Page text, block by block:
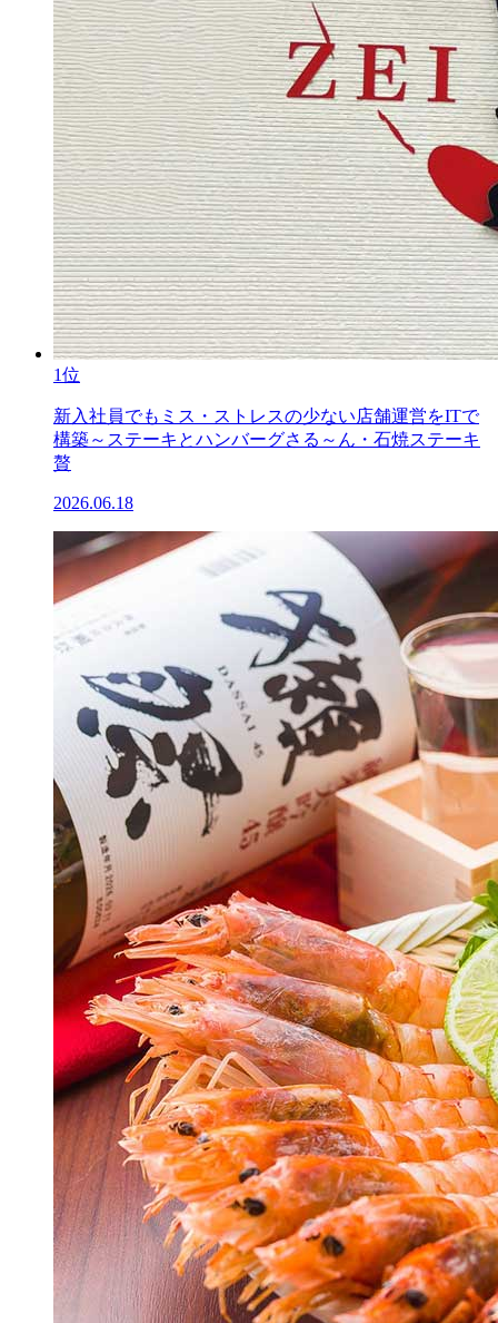
1位
新入社員でもミス・ストレスの少ない店舗運営をITで
構築～ステーキとハンバーグさる～ん・石焼ステーキ
贅
2026.06.18